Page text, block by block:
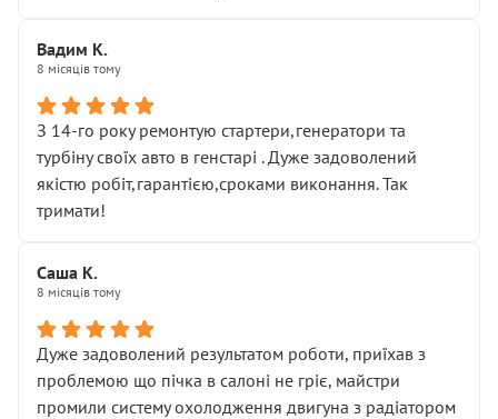
Вадим К.
8 місяців тому
З 14-го року ремонтую стартери,генератори та
турбіну своїх авто в генстарі . Дуже задоволений
якістю робіт,гарантією,сроками виконання. Так
тримати!
Саша К.
8 місяців тому
Дуже задоволений результатом роботи, приїхав з
проблемою що пічка в салоні не гріє, майстри
промили систему охолодження двигуна з радіатором